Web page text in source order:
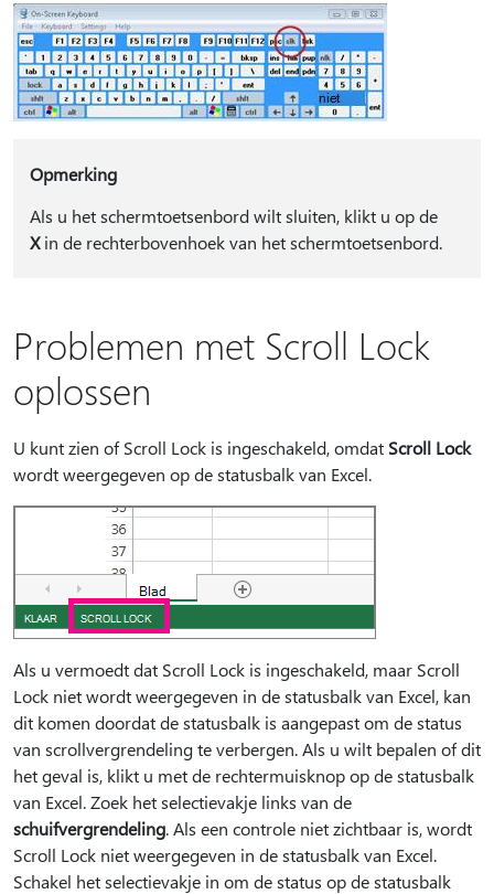
Opmerking
Als u het schermtoetsenbord wilt sluiten, klikt u op de
Xin de rechterbovenhoek van het schermtoetsenbord.
Problemen met Scroll Lock
oplossen
U kunt zien of Scroll Lock is ingeschakeld, omdat Scroll Lock
wordt weergegeven op de statusbalk van Excel.
Als u vermoedt dat Scroll Lock is ingeschakeld, maar Scroll
Lock niet wordt weergegeven in de statusbalk van Excel, kan
dit komen doordat de statusbalk is aangepast om de status
van scrollvergrendeling te verbergen. Als u wilt bepalen of dit
het geval is, klikt u met de rechtermuisknop op de statusbalk
van Excel. Zoek het selectievakje links van de
schuifvergrendeling. Als een controle niet zichtbaar is, wordt
Scroll Lock niet weergegeven in de statusbalk van Excel.
Schakel het selectievakje in om de status op de statusbalk